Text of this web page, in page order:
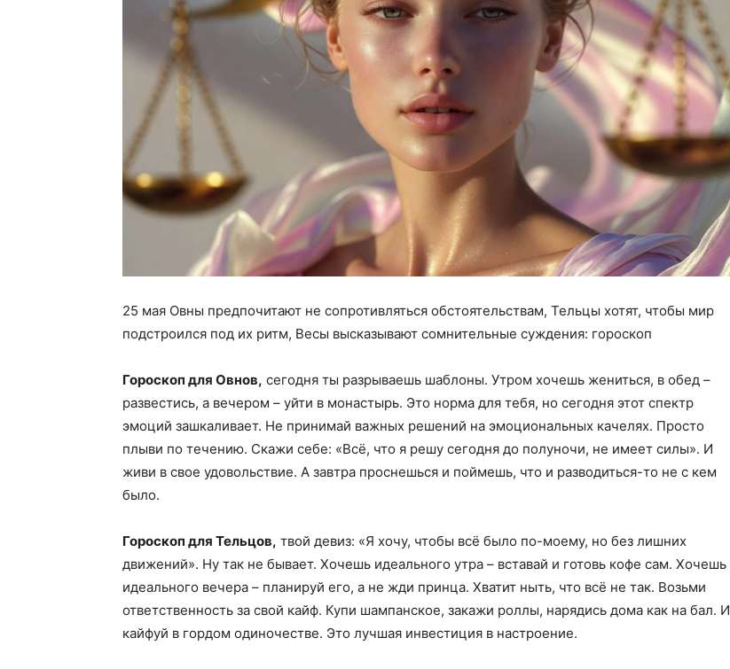
25 мая Овны предпочитают не сопротивляться обстоятельствам, Тельцы хотят, чтобы мир
подстроился под их ритм, Весы высказывают сомнительные суждения: гороскоп
Гороскоп для Овнов, сегодня ты разрываешь шаблоны. Утром хочешь жениться, в обед –
развестись, а вечером – уйти в монастырь. Это норма для тебя, но сегодня этот спектр
эмоций зашкаливает. Не принимай важных решений на эмоциональных качелях. Просто
плыви по течению. Скажи себе: «Всё, что я решу сегодня до полуночи, не имеет силы». И
живи в свое удовольствие. А завтра проснешься и поймешь, что и разводиться-то не с кем
было.
Гороскоп для Тельцов, твой девиз: «Я хочу, чтобы всё было по-моему, но без лишних
движений». Ну так не бывает. Хочешь идеального утра – вставай и готовь кофе сам. Хочешь
идеального вечера – планируй его, а не жди принца. Хватит ныть, что всё не так. Возьми
ответственность за свой кайф. Купи шампанское, закажи роллы, нарядись дома как на бал. И
кайфуй в гордом одиночестве. Это лучшая инвестиция в настроение.